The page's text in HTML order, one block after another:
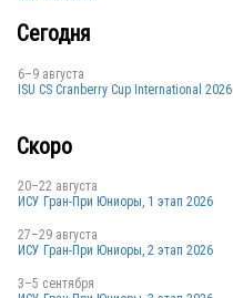
GER
GER
Сегодня
6–9 августа
ISU CS Cranberry Cup International 2026
Скоро
20–22 августа
ИСУ Гран-При Юниоры, 1 этап 2026
27–29 августа
ИСУ Гран-При Юниоры, 2 этап 2026
3–5 сентября